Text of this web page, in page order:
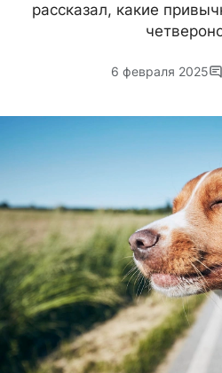
рассказал, какие
6 февраля 2025